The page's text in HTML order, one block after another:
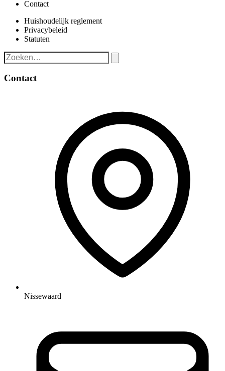
Contact
Huishoudelijk reglement
Privacybeleid
Statuten
Contact
Nissewaard